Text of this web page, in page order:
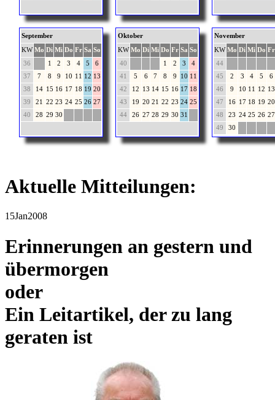
September
KW Mo Di Mi Do Fr Sa So
36
1 2 3 4 5
6
37
7 8 9 10 11 12 13
38
14 15 16 17 18 19 20
39
21 22 23 24 25 26 27
40
28 29 30
Oktober
KW Mo Di Mi Do Fr Sa So
40
1 2 3
4
41
5 6 7 8 9 10 11
42
12 13 14 15 16 17 18
43
19 20 21 22 23 24 25
44
26 27 28 29 30 31
November
KW Mo Di Mi Do Fr
44
45
2 3 4 5
6
46
9 10 11 12 13
47
16 17 18 19 20
48
23 24 25 26 27
49
30
Aktuelle Mitteilungen:
15Jan2008
Erinnerungen an gestern und
übermorgen
oder
Ein Leitartikel, der zu lang
geraten ist